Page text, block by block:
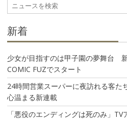
ン
新着
少女が目指すのは甲子園の夢舞台
COMIC FUZでスタート
24時間営業スーパーに夜訪れる客た
心温まる新連載
「悪役のエンディングは死のみ」